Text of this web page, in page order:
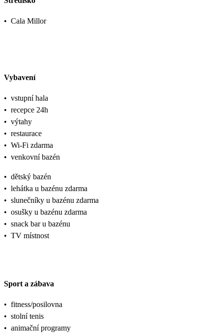
• Cala Millor
Vybavení
• vstupní hala
• recepce 24h
• výtahy
• restaurace
• Wi-Fi zdarma
• venkovní bazén
• dětský bazén
• lehátka u bazénu zdarma
• slunečníky u bazénu zdarma
• osušky u bazénu zdarma
• snack bar u bazénu
• TV místnost
Sport a zábava
• fitness/posilovna
• stolní tenis
• animační programy